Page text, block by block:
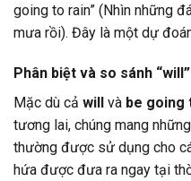
going to rain” (Nhìn những
mưa rồi). Đây là một dự
Phân biệt và so sánh
Mặc dù cả will và be going
tương lai, chúng mang
thường được sử dụng cho
hứa được đưa ra ngay tại